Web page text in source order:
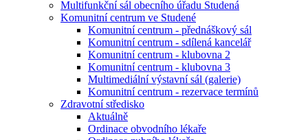
Multifunkční sál obecního úřadu Studená
Komunitní centrum ve Studené
Komunitní centrum - přednáškový sál
Komunitní centrum - sdílená kancelář
Komunitní centrum - klubovna 2
Komunitní centrum - klubovna 3
Multimediální výstavní sál (galerie)
Komunitní centrum - rezervace termínů
Zdravotní středisko
Aktuálně
Ordinace obvodního lékaře